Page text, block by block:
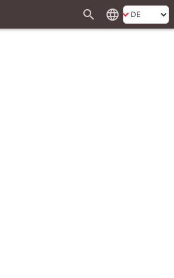
search language